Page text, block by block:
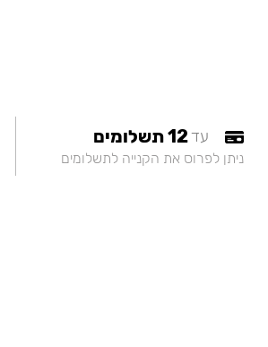
עד12 תשלומים
ניתן לפרוס את הקנייה לתשלומים